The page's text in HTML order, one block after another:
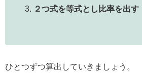
２つ式を等式とし比率を出す
ひとつずつ算出していきましょう。